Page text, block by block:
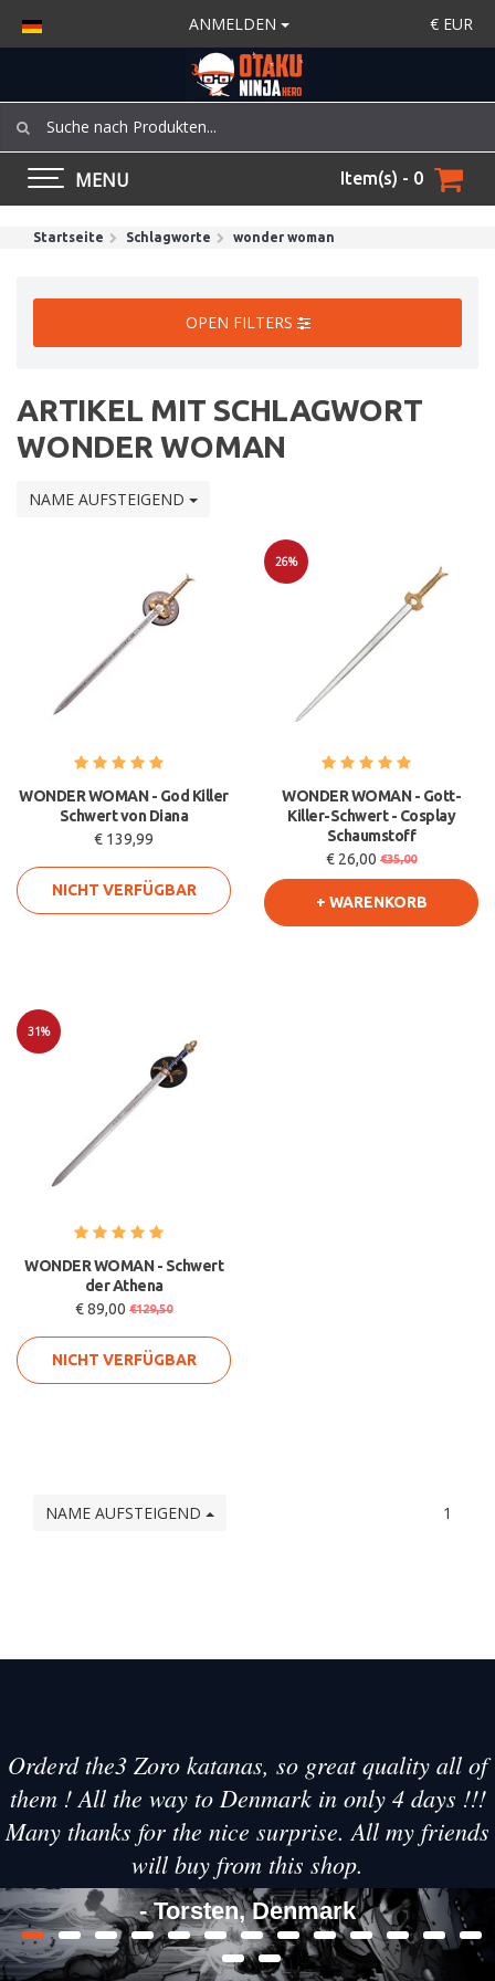
ANMELDEN € EUR
MENU Item(s) - 0
Startseite Schlagworte wonder woman
OPEN FILTERS
ARTIKEL MIT SCHLAGWORT
WONDER WOMAN
NAME AUFSTEIGEND
WONDER WOMAN - God Killer
Schwert von Diana
€ 139,99
NICHT VERFÜGBAR
26%
WONDER WOMAN - Gott-
Killer-Schwert - Cosplay
Schaumstoff
€ 26,00 €35,00
+ WARENKORB
31%
WONDER WOMAN - Schwert
der Athena
€ 89,00 €129,50
NICHT VERFÜGBAR
NAME AUFSTEIGEND 1
Orderd the3 Zoro katanas, so great quality all of
them ! All the way to Denmark in only 4 days !!!
Many thanks for the nice surprise. All my friends
will buy from this shop.
- Torsten, Denmark